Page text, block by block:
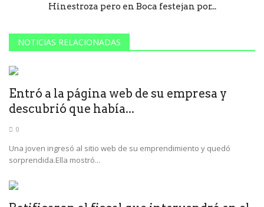
Hinestroza pero en Boca festejan por...
NOTICIAS RELACIONADAS
Entró a la página web de su empresa y
descubrió que había...
0
Una joven ingresó al sitio web de su emprendimiento y quedó
sorprendida.Ella mostró...